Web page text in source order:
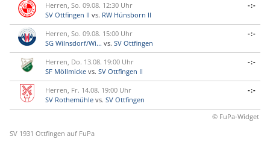
Herren, So. 09.08. 12:30 Uhr
SV Ottfingen II vs. RW Hünsborn II
-:-
Herren, So. 09.08. 15:00 Uhr
SG Wilnsdorf/Wi... vs. SV Ottfingen
-:-
Herren, Do. 13.08. 19:00 Uhr
SF Möllmicke vs. SV Ottfingen II
-:-
Herren, Fr. 14.08. 19:00 Uhr
SV Rothemühle vs. SV Ottfingen
-:-
© FuPa-Widget
SV 1931 Ottfingen auf FuPa